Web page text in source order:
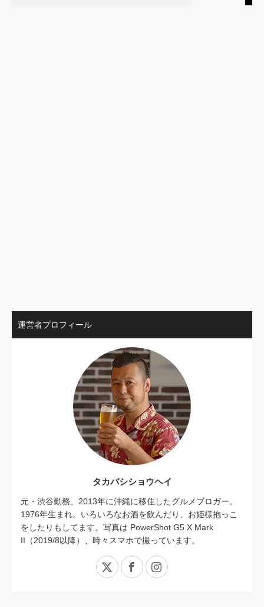
運営者プロフィール
タカバシショウヘイ
元・渋谷勤務、2013年に沖縄に移住したグルメブロガー。
1976年生まれ。いろいろなお酒を飲んだり、お姫様抱っこ
をしたりもしてます。写真は PowerShot G5 X Mark
II（2019/8以降）、時々スマホで撮っています。
X FacebookInstagram